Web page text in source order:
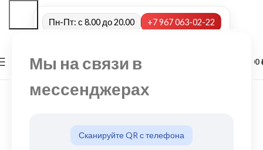
Мы на связи в
мессенджерах
Сканируйте QR с телефона
Пн-Пт: с 8.00 до 20.00 +7 967 063-02-22
МЕНЮ 0,00